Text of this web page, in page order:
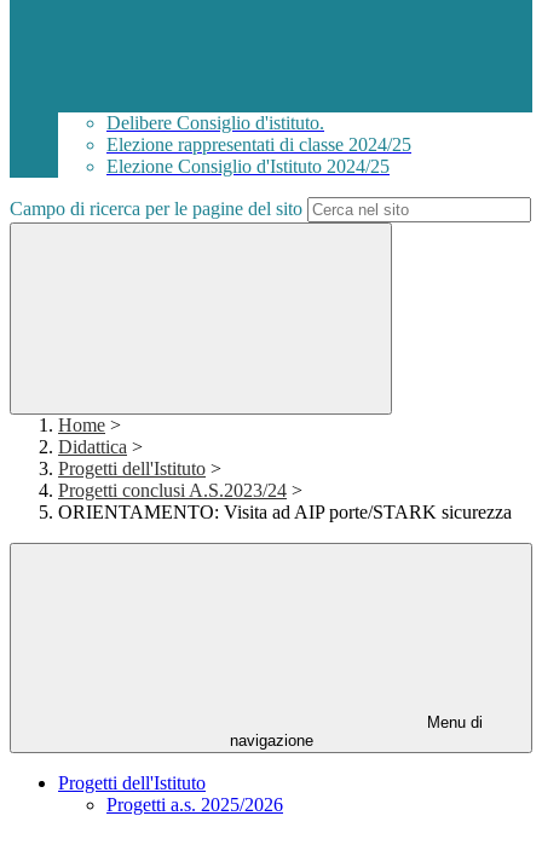
Delibere Consiglio d'istituto.
Elezione rappresentati di classe 2024/25
Elezione Consiglio d'Istituto 2024/25
Campo di ricerca per le pagine del sito
Home >
Didattica >
Progetti dell'Istituto >
Progetti conclusi A.S.2023/24 >
ORIENTAMENTO: Visita ad AIP porte/STARK sicurezza
Menu di
navigazione
Progetti dell'Istituto
Progetti a.s. 2025/2026